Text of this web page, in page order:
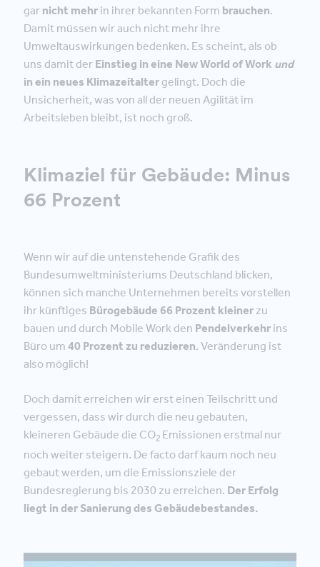
gar nicht mehr in ihrer bekannten Form brauchen.
Damit müssen wir auch nicht mehr ihre
Umweltauswirkungen bedenken. Es scheint, als ob
uns damit der Einstieg in eine New World of Work und
in ein neues Klimazeitalter gelingt. Doch die
Unsicherheit, was von all der neuen Agilität im
Arbeitsleben bleibt, ist noch groß.
Klimaziel für Gebäude: Minus
66 Prozent
Wenn wir auf die untenstehende Grafik des
Bundesumweltministeriums Deutschland blicken,
können sich manche Unternehmen bereits vorstellen
ihr künftiges Bürogebäude 66 Prozent kleiner zu
bauen und durch Mobile Work den Pendelverkehr ins
Büro um 40 Prozent zu reduzieren. Veränderung ist
also möglich!
Doch damit erreichen wir erst einen Teilschritt und
vergessen, dass wir durch die neu gebauten,
kleineren Gebäude die CO2 Emissionen erstmal nur
noch weiter steigern. De facto darf kaum noch neu
gebaut werden, um die Emissionsziele der
Bundesregierung bis 2030 zu erreichen. Der Erfolg
liegt in der Sanierung des Gebäudebestandes.